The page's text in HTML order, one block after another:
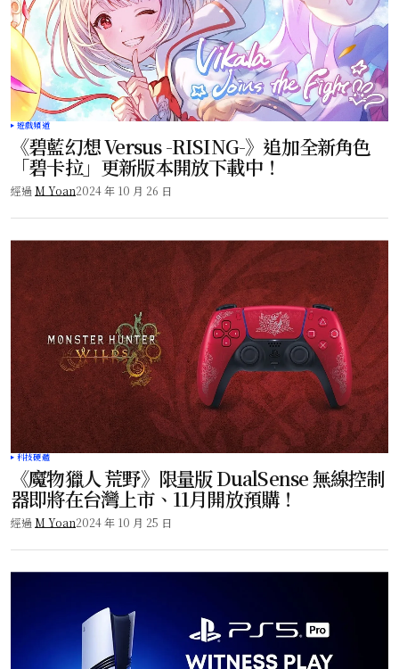
遊戲頻道
《碧藍幻想 Versus -RISING-》追加全新角色
「碧卡拉」更新版本開放下載中！
經過 M Yoan2024 年 10 月 26 日
科技硬體
《魔物獵人 荒野》限量版 DualSense 無線控制
器即將在台灣上市、11月開放預購！
經過 M Yoan2024 年 10 月 25 日